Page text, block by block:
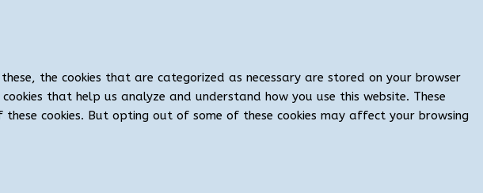
the cookies that are categorized as necessary are stored on your browser
that help us analyze and understand how you use this website. These
cookies. But opting out of some of these cookies may affect your browsing